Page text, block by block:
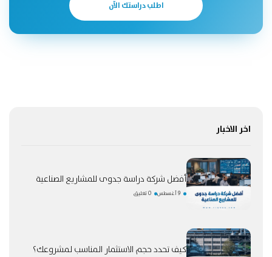
اطلب دراستك الآن
اخر الاخبار
أفضل شركة دراسة جدوى للمشاريع الصناعية
9 أغسطس 0 تعليق
كيف تحدد حجم الاستثمار المناسب لمشروعك؟